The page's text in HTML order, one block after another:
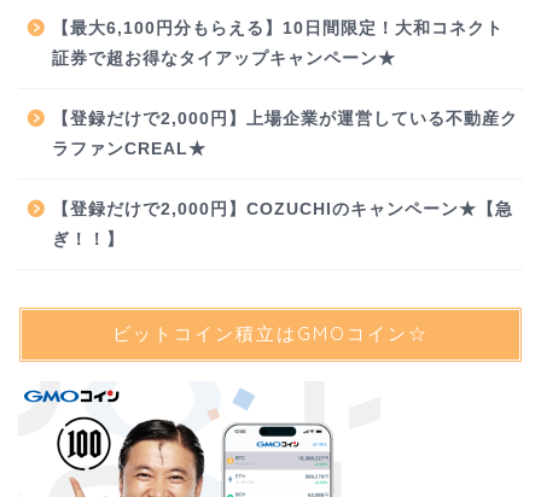
【最大6,100円分もらえる】10日間限定！大和コネクト
証券で超お得なタイアップキャンペーン★
【登録だけで2,000円】上場企業が運営している不動産ク
ラファンCREAL★
【登録だけで2,000円】COZUCHIのキャンペーン★【急
ぎ！！】
ビットコイン積立はGMOコイン☆